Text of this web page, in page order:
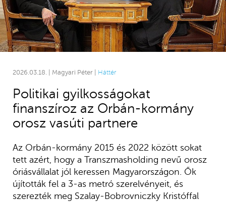
2026.03.18. | Magyari Péter | Háttér
Politikai gyilkosságokat
finanszíroz az Orbán-kormány
orosz vasúti partnere
Az Orbán-kormány 2015 és 2022 között sokat
tett azért, hogy a Transzmasholding nevű orosz
óriásvállalat jól keressen Magyarországon. Ők
újították fel a 3-as metró szerelvényeit, és
szerezték meg Szalay-Bobrovniczky Kristóffal